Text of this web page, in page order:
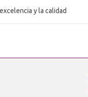
y la calidad